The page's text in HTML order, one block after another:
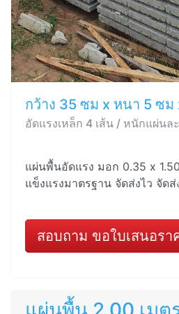
กว้าง 35 ซม x หนา 5 ซม
อัดแรงเหล็ก 4 เส้น / หนักแผ่นล
แผ่นพื้นอัดแรง มอก 0.35 x
แข็งแรงมาตรฐาน จัดส่งไว จัด
สอบถาม ขอใบเสนอรา